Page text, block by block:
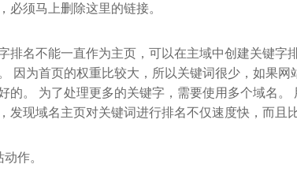
必须马上删除这里的链接。
排名不能一直作为主页，可以在主域中创建关键字
因为首页的权重比较大，所以关键词很少，如果
的。 为了处理更多的关键字，需要使用多个域名
发现域名主页对关键词进行排名不仅速度快，而且
作。